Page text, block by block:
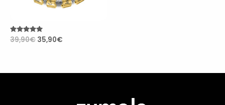
Note
5.00
39,90€ 35,90€